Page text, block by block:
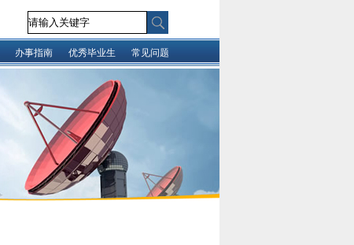
办事指南 优秀毕业生 常见问题